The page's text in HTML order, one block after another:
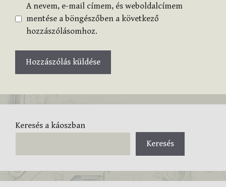
A nevem, e-mail címem, és weboldalcímem
mentése a böngészőben a következő
hozzászólásomhoz.
Keresés a káoszban
Keresés